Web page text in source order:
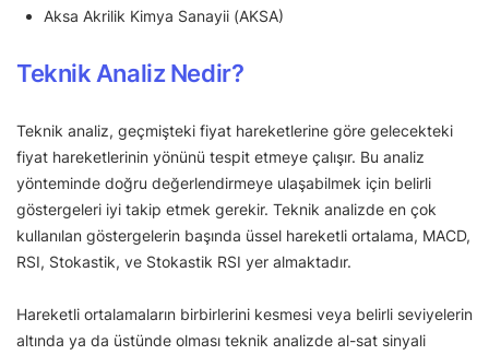
Aksa Akrilik Kimya Sanayii (AKSA)
Teknik Analiz Nedir?
Teknik analiz, geçmişteki fiyat hareketlerine göre gelecekteki
fiyat hareketlerinin yönünü tespit etmeye çalışır. Bu analiz
yönteminde doğru değerlendirmeye ulaşabilmek için belirli
göstergeleri iyi takip etmek gerekir. Teknik analizde en çok
kullanılan göstergelerin başında üssel hareketli ortalama, MACD,
RSI, Stokastik, ve Stokastik RSI yer almaktadır.
Hareketli ortalamaların birbirlerini kesmesi veya belirli seviyelerin
altında ya da üstünde olması teknik analizde al-sat sinyali